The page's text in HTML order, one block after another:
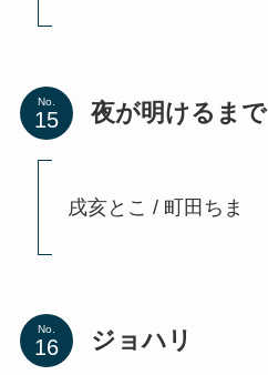
No. 夜が明けるまで
戌亥とこ / 町田ちま
No. ジョハリ